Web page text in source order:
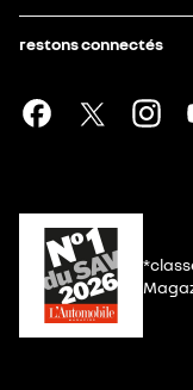
restons connectés